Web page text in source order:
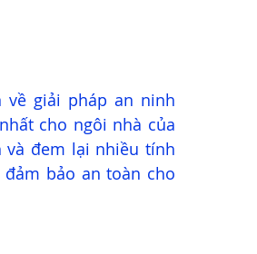
cho ngôi nhà của
đem lại nhiều tính
bảo an toàn cho